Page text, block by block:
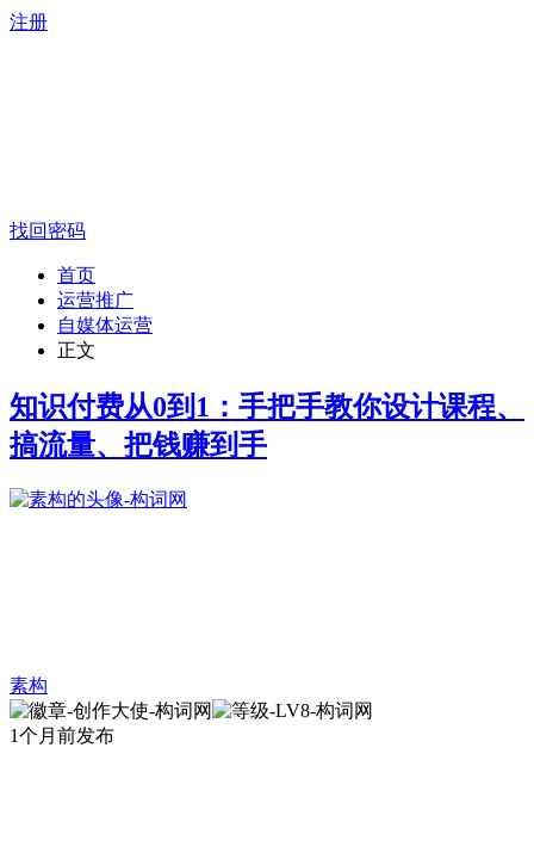
注册
找回密码
首页
运营推广
自媒体运营
正文
知识付费从0到1：手把手教你设计课程、
搞流量、把钱赚到手
素构
1个月前发布